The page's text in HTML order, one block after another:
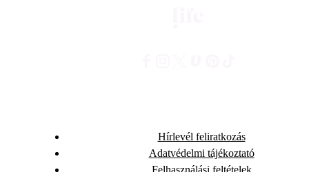
Hírlevél feliratkozás
Adatvédelmi tájékoztató